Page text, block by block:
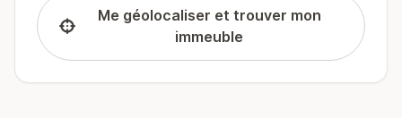
Me géolocaliser et trouver mon
immeuble